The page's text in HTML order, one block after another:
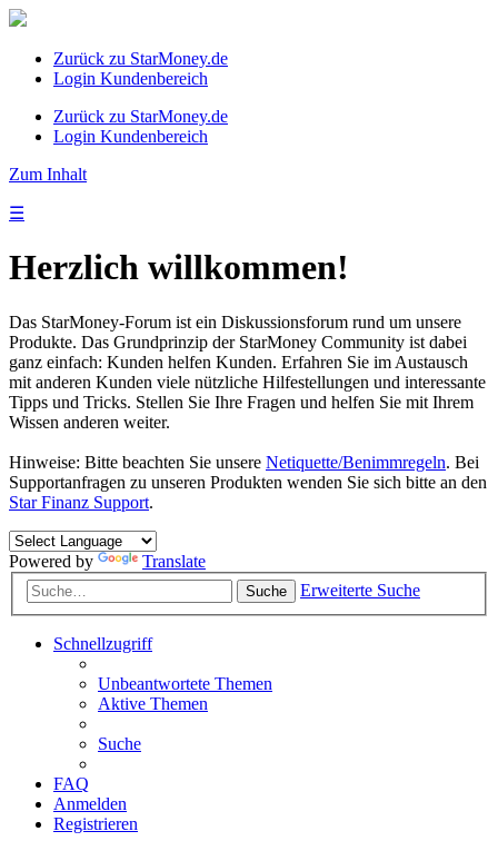
Zurück zu StarMoney.de
Login Kundenbereich
Zurück zu StarMoney.de
Login Kundenbereich
Zum Inhalt
☰
Herzlich willkommen!
Das StarMoney-Forum ist ein Diskussionsforum rund um unsere
Produkte. Das Grundprinzip der StarMoney Community ist dabei
ganz einfach: Kunden helfen Kunden. Erfahren Sie im Austausch
mit anderen Kunden viele nützliche Hilfestellungen und interessante
Tipps und Tricks. Stellen Sie Ihre Fragen und helfen Sie mit Ihrem
Wissen anderen weiter.
Hinweise: Bitte beachten Sie unsere Netiquette/Benimmregeln. Bei
Supportanfragen zu unseren Produkten wenden Sie sich bitte an den
Star Finanz Support.
Powered by Translate
Suche Erweiterte Suche
Schnellzugriff
Unbeantwortete Themen
Aktive Themen
Suche
FAQ
Anmelden
Registrieren